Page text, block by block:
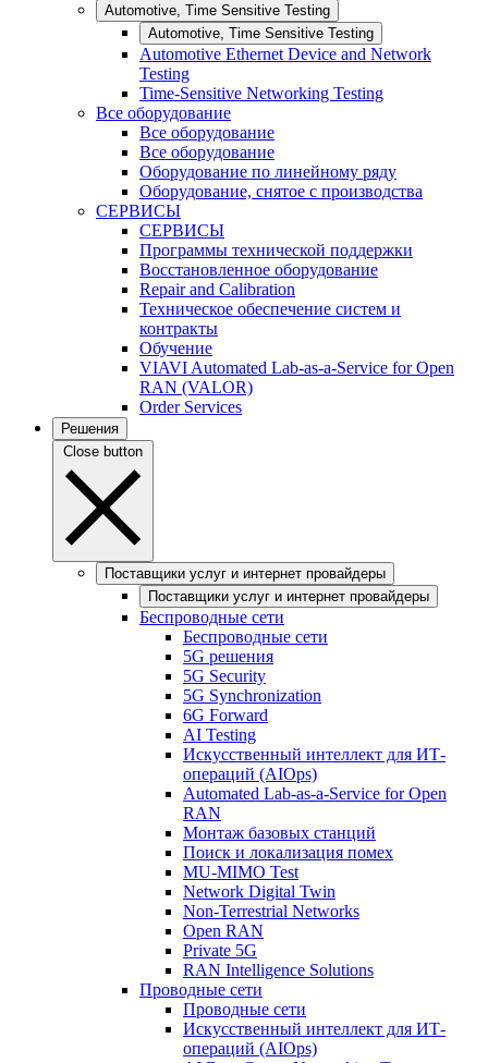
Automotive, Time Sensitive Testing
Automotive, Time Sensitive Testing
Automotive Ethernet Device and Network
Testing
Time-Sensitive Networking Testing
Все оборудование
Все оборудование
Все оборудование
Оборудование по линейному ряду
Оборудование, снятое с производства
СЕРВИСЫ
СЕРВИСЫ
Программы технической поддержки
Восстановленное оборудование
Repair and Calibration
Техническое обеспечение систем и
контракты
Обучение
VIAVI Automated Lab-as-a-Service for Open
RAN (VALOR)
Order Services
Решения
Close button
Поставщики услуг и интернет провайдеры
Поставщики услуг и интернет провайдеры
Беспроводные сети
Беспроводные сети
5G решения
5G Security
5G Synchronization
6G Forward
AI Testing
Искусственный интеллект для ИТ-
операций (AIOps)
Automated Lab-as-a-Service for Open
RAN
Монтаж базовых станций
Поиск и локализация помех
MU-MIMO Test
Network Digital Twin
Non-Terrestrial Networks
Open RAN
Private 5G
RAN Intelligence Solutions
Проводные сети
Проводные сети
Искусственный интеллект для ИТ-
операций (AIOps)